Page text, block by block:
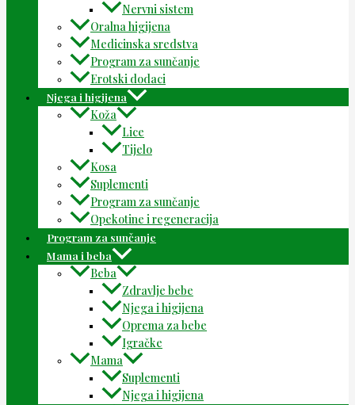
Nervni sistem
Oralna higijena
Medicinska sredstva
Program za sunčanje
Erotski dodaci
Njega i higijena
Koža
Lice
Tijelo
Kosa
Suplementi
Program za sunčanje
Opekotine i regeneracija
Program za sunčanje
Mama i beba
Beba
Zdravlje bebe
Njega i higijena
Oprema za bebe
Igračke
Mama
Suplementi
Njega i higijena